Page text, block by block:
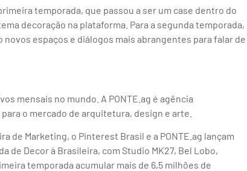
temporada, que passou a ser um case dentro do
decoração na plataforma. Para a segunda temporada,
novos espaços e diálogos mais abrangentes para falar de
mensais no mundo. A PONTE.ag é agência
o mercado de arquitetura, design e arte.
de Marketing, o Pinterest Brasil e a PONTE.ag lançam
de Decor à Brasileira, com Studio MK27, Bel Lobo,
temporada acumular mais de 6,5 milhões de